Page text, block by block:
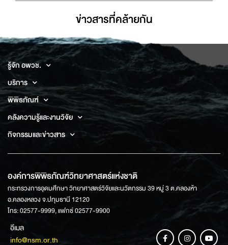
ข่าวสารที่่คล้ายกัน
รู้จัก อพวช.
บริการ
พิพิธภัณฑ์
คลังความรู้และงานวิจัย
กิจกรรมและข่าวสาร
องค์การพิพิธภัณฑ์วิทยาศาสตร์แห่งชาติ
กระทรวงการอุดมศึกษา วิทยาศาสตร์วิจัยและนวัตกรรม 39 หมู่ 3 ต.คลองห้า
อ.คลองหลวง จ.ปทุมธานี 12120
โทร: 02577-9999, แฟกซ์ 02577-9900
อีเมล
info@nsm.or.th